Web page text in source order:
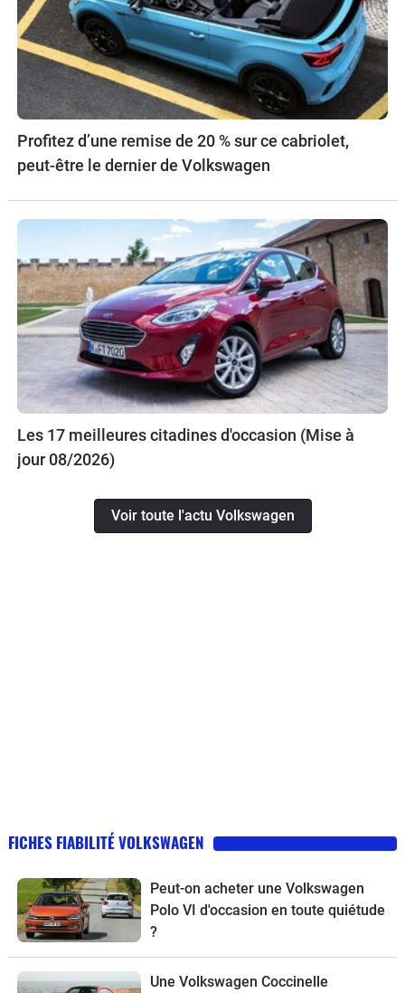
Profitez d’une remise de 20 % sur ce cabriolet,
peut-être le dernier de Volkswagen
Les 17 meilleures citadines d'occasion (Mise à
jour 08/2026)
Voir toute l'actu Volkswagen
FICHES FIABILITÉ VOLKSWAGEN
Peut-on acheter une Volkswagen
Polo VI d'occasion en toute quiétude
?
Une Volkswagen Coccinelle